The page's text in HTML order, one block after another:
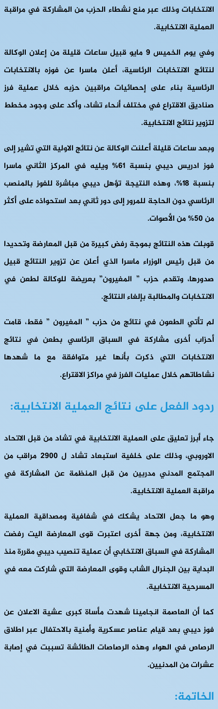
الانتخابات وذلك عبر منع نشطاء الحزب من المشاركة في مراقبة
العملية الانتخابية.
وفي يوم الخميس 9 مايو قبيل ساعات قليلة من إعلان الوكالة
لنتائج الانتخابات الرئاسية، أعلن ماسرا عن فوزه بالانتخابات
الرئاسية بناء على إحصائيات مراقبين حزبه خلال عملية فرز
صناديق الاقتراع في مختلف أنحاء تشاد، وأكد على وجود مخطط
لتزوير نتائج الانتخابية.
وبعد ساعات قليلة أعلنت الوكالة عن نتائج الاولية التي تشير إلى
فوز ادريس ديبي بنسبة 61% ويليه في المركز الثاني ماسرا
بنسبة 18%، وهذه النتيجة تؤهل ديبي مباشرة للفوز بالمنصب
الرئاسي دون الحاجة للمرور إلى دور ثاني بعد استحواذه على أكثر
من 50% من الأصوات.
قوبلت هذه النتائج بموجة رفض كبيرة من قبل المعارضة وتحديدا
من قبل رئيس الوزراء ماسرا الذي أعلن عن تزوير النتائج قبيل
صدورها، وتقدم حزب ” المغيرون” بعريضة للوكالة لطعن في
الانتخابات والمطالبة بإلغاء النتائج.
لم تأتي الطعون في نتائج من حزب ” المغيرون ” فقط، قامت
أحزاب أخرى مشاركة في السباق الرئاسي بطعن في نتائج
الانتخابات التي ذكرت بأنها غير متوافقة مع ما شهدها
نشاطاتهم خلال عمليات الفرز في مراكز الاقتراع.
ردود الفعل على نتائج العملية الانتخابية:
جاء أبرز تعليق على العملية الانتخابية في تشاد من قبل الاتحاد
الاوروبي، وذلك على خلفية استبعاد تشاد ل 2900 مراقب من
المجتمع المدني مدربين من قبل المنظمة عن المشاركة في
مراقبة العملية الانتخابية.
وهو ما جعل الاتحاد يشكك في شفافية ومصداقية العملية
الانتخابية، ومن جهة أخرى اعتبرت قوى المعارضة اليت رفضت
المشاركة في السباق الانتخابي أن عملية تنصيب ديبي مقررة منذ
البداية بين الجنرال الشاب وقوى المعارضة التي شاركت معه في
المسرحية الانتخابية.
كما أن العاصمة انجامينا شهدت مأساة كبرى عشية الاعلان عن
فوز ديبي بعد قيام عناصر عسكرية وأمنية بالاحتفال عبر اطلاق
الرصاص في الهواء وهذه الرصاصات الطائشة تسببت في إصابة
عشرات من المدنيين.
الخاتمة: